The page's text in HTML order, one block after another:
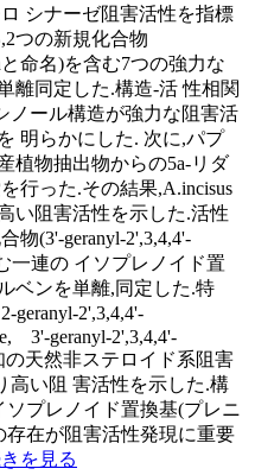
シナーゼ阻害活性を指標
つの新規化合物
と命名)を含む7つの強力な
離同定した.構造-活 性相関
ノール構造が強力な阻害活
明らかにした. 次に,パプ
植物抽出物からの5a-リダ
行った.その結果,A.incisus
い阻害活性を示した.活性
物(3'-geranyl-2',3,4,4'-
一連の イソプレノイド置
ベンを単離,同定した.特
geranyl-2',3,4,4'-
3'-geranyl-2',3,4,4'-
の天然非ステロイド系阻害
高い阻 害活性を示した.構
プレノイド置換基(プレニ
存在が阻害活性発現に重要
を見る